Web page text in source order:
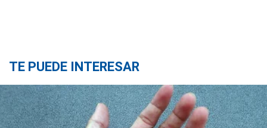
TE PUEDE INTERESAR